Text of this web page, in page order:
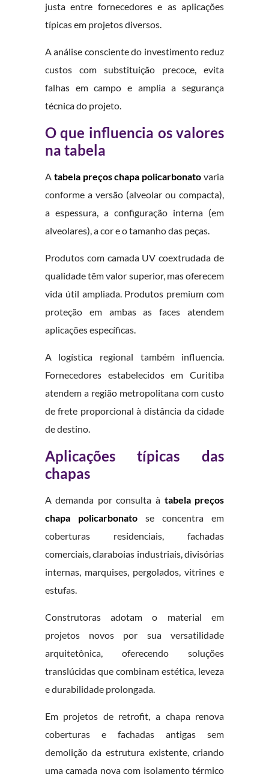
justa entre fornecedores e as aplicações
típicas em projetos diversos.
A análise consciente do investimento reduz
custos com substituição precoce, evita
falhas em campo e amplia a segurança
técnica do projeto.
O que influencia os valores
na tabela
A tabela preços chapa policarbonato varia
conforme a versão (alveolar ou compacta),
a espessura, a configuração interna (em
alveolares), a cor e o tamanho das peças.
Produtos com camada UV coextrudada de
qualidade têm valor superior, mas oferecem
vida útil ampliada. Produtos premium com
proteção em ambas as faces atendem
aplicações específicas.
A logística regional também influencia.
Fornecedores estabelecidos em Curitiba
atendem a região metropolitana com custo
de frete proporcional à distância da cidade
de destino.
Aplicações típicas das
chapas
A demanda por consulta à tabela preços
chapa policarbonatose concentra em
coberturas residenciais, fachadas
comerciais, claraboias industriais, divisórias
internas, marquises, pergolados, vitrines e
estufas.
Construtoras adotam o material em
projetos novos por sua versatilidade
arquitetônica, oferecendo soluções
translúcidas que combinam estética, leveza
e durabilidade prolongada.
Em projetos de retrofit, a chapa renova
coberturas e fachadas antigas sem
demolição da estrutura existente, criando
uma camada nova com isolamento térmico